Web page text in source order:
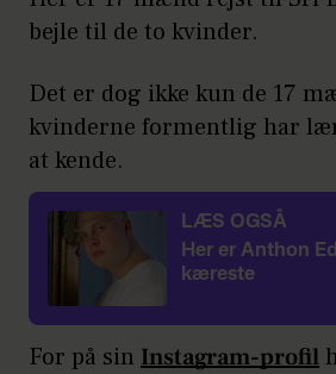
bejle til de to kvinder.
Det er dog ikke kun de 17
kvinderne formentlig har
at kende.
LÆS OGSÅ
Her er Anthon
kæreste
For på sin Instagram-profil